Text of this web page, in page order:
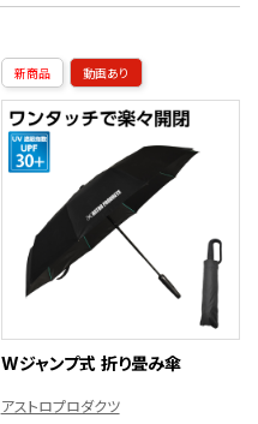
新商品 動画あり
Wジャンプ式 折り畳み傘
アストロプロダクツ